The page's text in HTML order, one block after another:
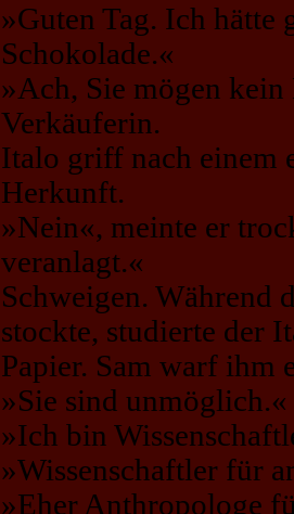
»Guten Tag. Ich hätte
Schokolade.«
»Ach, Sie mögen
Verkäuferin.
Italo griff nach einem
Herkunft.
»Nein«, meinte er
veranlagt.«
Schweigen. Während
stockte, studierte der
Papier. Sam warf ihm
»Sie sind unmöglich.«
»Ich bin
»Wissenschaftler für
»Eher Anthropologe